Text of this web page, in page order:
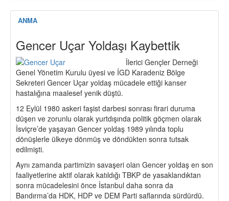
ANMA
Gencer Uçar Yoldaşı Kaybettik
İlerici Gençler Derneği
Genel Yönetim Kurulu üyesi ve İGD Karadeniz Bölge
Sekreteri Gencer Uçar yoldaş mücadele ettiği kanser
hastalığına maalesef yenik düştü.
12 Eylül 1980 askeri faşist darbesi sonrası firari duruma
düşen ve zorunlu olarak yurtdışında politik göçmen olarak
İsviçre’de yaşayan Gencer yoldaş 1989 yılında toplu
dönüşlerle ülkeye dönmüş ve döndükten sonra tutsak
edilmişti.
Aynı zamanda partimizin savaşeri olan Gencer yoldaş en son
faaliyetlerine aktif olarak katıldığı TBKP de yasaklandıktan
sonra mücadelesini önce İstanbul daha sonra da
Bandırma’da HDK, HDP ve DEM Parti saflarında sürdürdü.